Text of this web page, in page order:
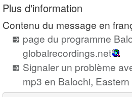
Plus d'information
Contenu du message en
page du programme
globalrecordings.net
Signaler un problème
mp3 en Balochi, Eastern